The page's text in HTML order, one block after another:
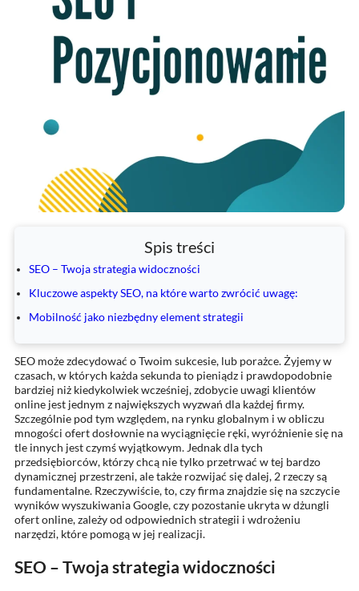
Spis treści
SEO – Twoja strategia widoczności
Kluczowe aspekty SEO, na które warto zwrócić uwagę:
Mobilność jako niezbędny element strategii
SEO może zdecydować o Twoim sukcesie, lub porażce. Żyjemy w
czasach, w których każda sekunda to pieniądz i prawdopodobnie
bardziej niż kiedykolwiek wcześniej, zdobycie uwagi klientów
online jest jednym z największych wyzwań dla każdej firmy.
Szczególnie pod tym względem, na rynku globalnym i w obliczu
mnogości ofert dosłownie na wyciągnięcie ręki, wyróżnienie się na
tle innych jest czymś wyjątkowym. Jednak dla tych
przedsiębiorców, którzy chcą nie tylko przetrwać w tej bardzo
dynamicznej przestrzeni, ale także rozwijać się dalej, 2 rzeczy są
fundamentalne. Rzeczywiście, to, czy firma znajdzie się na szczycie
wyników wyszukiwania Google, czy pozostanie ukryta w dżungli
ofert online, zależy od odpowiednich strategii i wdrożeniu
narzędzi, które pomogą w jej realizacji.
SEO – Twoja strategia widoczności